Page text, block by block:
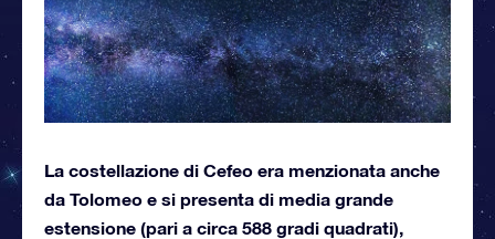
La costellazione di Cefeo era menzionata anche
da Tolomeo e si presenta di media grande
estensione (pari a circa 588 gradi quadrati),